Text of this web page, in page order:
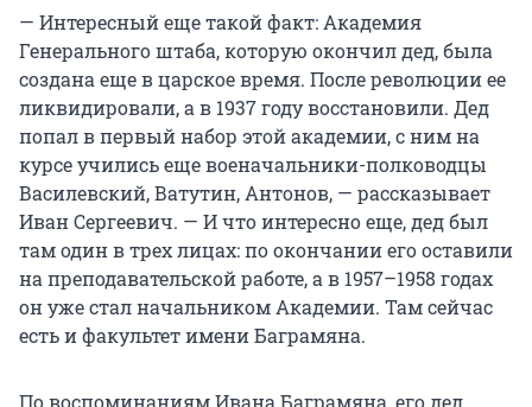
— Интересный еще такой факт: Академия
Генерального штаба, которую окончил дед, была
создана еще в царское время. После революции ее
ликвидировали, а в 1937 году восстановили. Дед
попал в первый набор этой академии, с ним на
курсе учились еще военачальники-полководцы
Василевский, Ватутин, Антонов, — рассказывает
Иван Сергеевич. — И что интересно еще, дед был
там один в трех лицах: по окончании его оставили
на преподавательской работе, а в 1957–1958 годах
он уже стал начальником Академии. Там сейчас
есть и факультет имени Баграмяна.